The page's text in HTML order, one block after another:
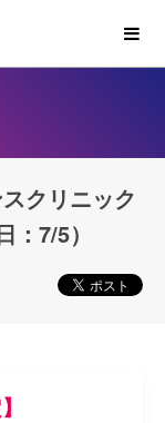
MENU
クリニック
7/5）